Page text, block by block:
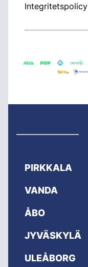
Integritetspolicy
PIRKKALA
VANDA
ÅBO
JYVÄSKYLÄ
ULEÅBORG